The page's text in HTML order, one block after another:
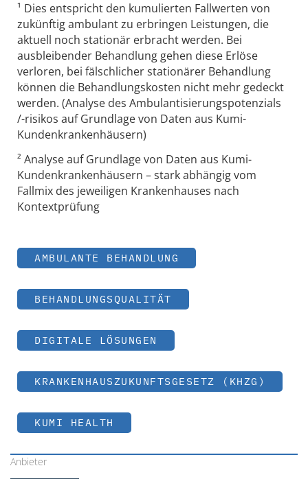
¹ Dies entspricht den kumulierten Fallwerten von
zukünftig ambulant zu erbringen Leistungen, die
aktuell noch stationär erbracht werden. Bei
ausbleibender Behandlung gehen diese Erlöse
verloren, bei fälschlicher stationärer Behandlung
können die Behandlungskosten nicht mehr gedeckt
werden. (Analyse des Ambulantisierungspotenzials
/-risikos auf Grundlage von Daten aus Kumi-
Kundenkrankenhäusern)
² Analyse auf Grundlage von Daten aus Kumi-
Kundenkrankenhäusern – stark abhängig vom
Fallmix des jeweiligen Krankenhauses nach
Kontextprüfung
AMBULANTE BEHANDLUNG
BEHANDLUNGSQUALITÄT
DIGITALE LÖSUNGEN
KRANKENHAUSZUKUNFTSGESETZ (KHZG)
KUMI HEALTH
Anbieter